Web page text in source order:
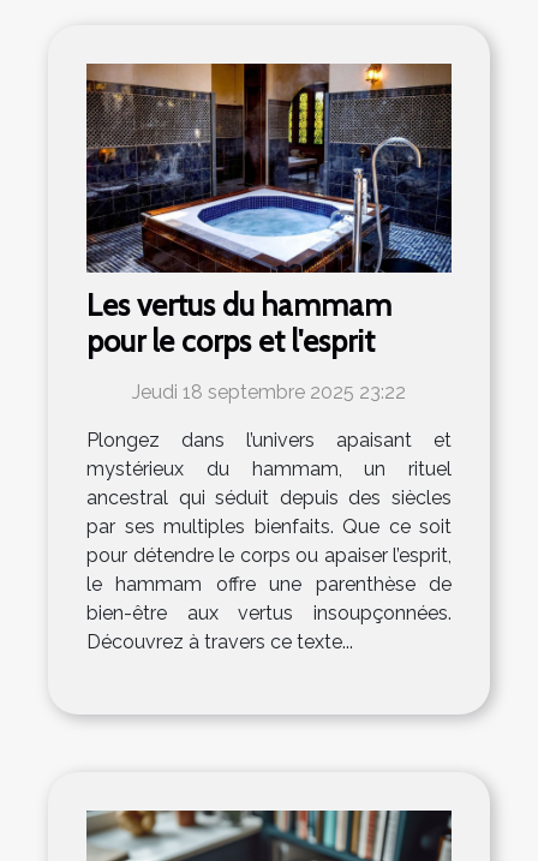
Les vertus du hammam
pour le corps et l'esprit
Jeudi 18 septembre 2025 23:22
Plongez dans l’univers apaisant et
mystérieux du hammam, un rituel
ancestral qui séduit depuis des siècles
par ses multiples bienfaits. Que ce soit
pour détendre le corps ou apaiser l’esprit,
le hammam offre une parenthèse de
bien-être aux vertus insoupçonnées.
Découvrez à travers ce texte...